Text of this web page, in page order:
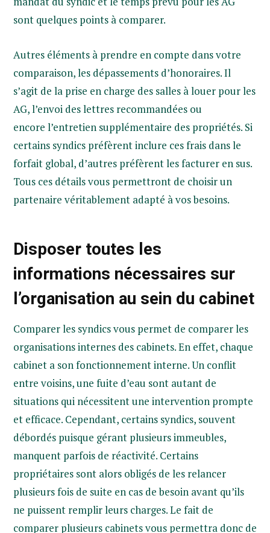
sont quelques points à comparer.
Autres éléments à prendre en compte dans votre
comparaison, les dépassements d’honoraires. Il
s’agit de la prise en charge des salles à louer pour les
AG, l’envoi des lettres recommandées ou
encore l’entretien supplémentaire des propriétés. Si
certains syndics préfèrent inclure ces frais dans le
forfait global, d’autres préfèrent les facturer en sus.
Tous ces détails vous permettront de choisir un
partenaire véritablement adapté à vos besoins.
Disposer toutes les
informations nécessaires sur
l’organisation au sein du cabinet
Comparer les syndics vous permet de comparer les
organisations internes des cabinets. En effet, chaque
cabinet a son fonctionnement interne. Un conflit
entre voisins, une fuite d’eau sont autant de
situations qui nécessitent une intervention prompte
et efficace. Cependant, certains syndics, souvent
débordés puisque gérant plusieurs immeubles,
manquent parfois de réactivité. Certains
propriétaires sont alors obligés de les relancer
plusieurs fois de suite en cas de besoin avant qu’ils
ne puissent remplir leurs charges. Le fait de
comparer plusieurs cabinets vous permettra donc de